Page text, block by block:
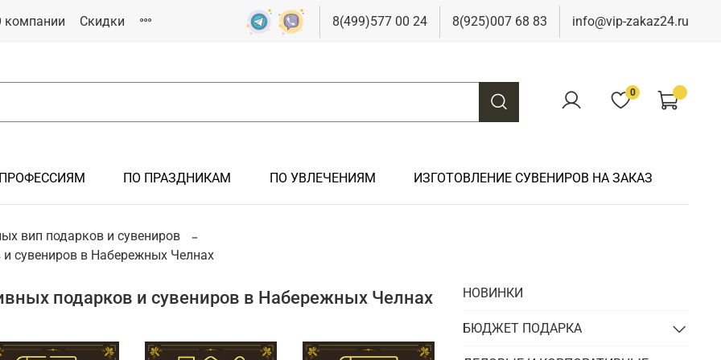
компании Скидки 8(499)577 00 24 8(925)007 68 83 info@vip-zakaz24.ru
0
Подарки мужчине
Подарки на крестины
Подарки на рождение ребенка
Подарки на юбилей
Подарки железнодорожнику
Подарки инженеру
Подарки нефтянику/газовику
Подарки химику
Подарки чиновнику/госслужащему
Подарки шахтеру
Подарки электрику
ПО ПРАЗДНИКАМ
Подарки на 23 февраля
Подарки к Пасхе
ПО УВЛЕЧЕНИЯМ
Подарки спортсмену
Подарки рыбаку
ИЗГОТОВЛЕНИЕ СУВЕНИРОВ НА ЗАКАЗ
вип подарков и сувениров
сувениров в Набережных Челнах
подарков и сувениров в Набережных Челнах НОВИНКИ
БЮДЖЕТ ПОДАРКА